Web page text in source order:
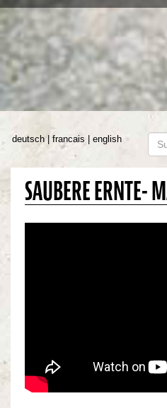
deutsch francais english
SAUBERE ERNTE-